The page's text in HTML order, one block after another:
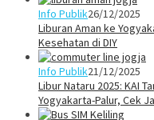
Info Publik26/12/2025
Liburan Aman ke
Kesehatan di DIY
Info Publik21/12/2025
Libur Nataru 2025: KAI
Yogyakarta-Palur, Cek